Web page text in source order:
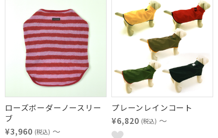
ローズボーダーノースリー
ブ
¥3,960 (税込) ～
プレーンレインコート
¥6,820 (税込) ～